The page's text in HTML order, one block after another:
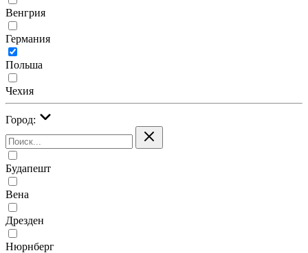
Венгрия
Германия
Польша
Чехия
Город:
Будапешт
Вена
Дрезден
Нюрнберг